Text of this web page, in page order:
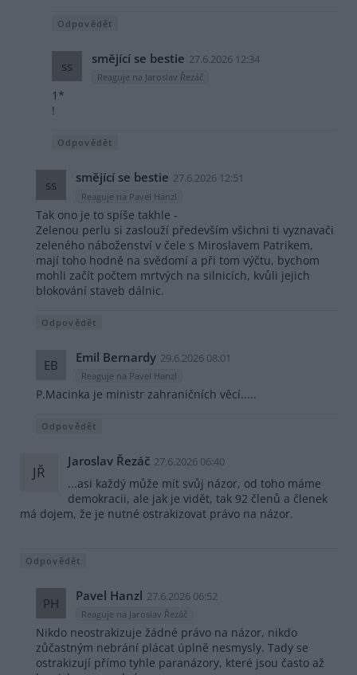
Odpovědět
ss smějící se bestie 27.6.2026 12:34
Reaguje na Jaroslav Řezáč
1*
!
Odpovědět
ss smějící se bestie 27.6.2026 12:51
Reaguje na Pavel Hanzl
Tak ono je to spíše takhle -
Zelenou perlu si zaslouží především všichni ti vyznavači
zeleného náboženství v čele s Miroslavem Patrikem,
mají toho hodně na svědomí a při tom výčtu, bychom
mohli začít počtem mrtvých na silnicích, kvůli jejich
blokování staveb dálnic.
Odpovědět
EB Emil Bernardy 29.6.2026 08:01
Reaguje na Pavel Hanzl
P.Macinka je ministr zahraničních věcí.....
Odpovědět
JŘ
Jaroslav Řezáč 27.6.2026 06:40
...asi každý může mít svůj názor, od toho máme
demokracii, ale jak je vidět, tak 92 členů a členek
má dojem, že je nutné ostrakizovat právo na názor.
Odpovědět
PH Pavel Hanzl 27.6.2026 06:52
Reaguje na Jaroslav Řezáč
Nikdo neostrakizuje žádné právo na názor, nikdo
zůčastným nebrání plácat úplně nesmysly. Tady se
ostrakizují přímo tyhle paranázory, které jsou často až